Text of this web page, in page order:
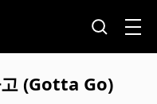
(Gotta Go)